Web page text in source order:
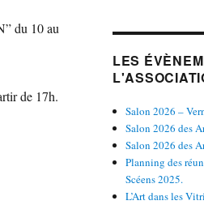
du 10 au
de 17h.
LES
Salon 2026 –
Salon 2026 des
Salon 2026 des
Planning des
Scéens 2025.
L’Art dans les